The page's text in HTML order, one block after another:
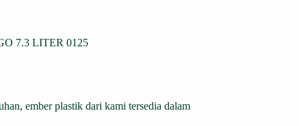
7.3 LITER 0125
ember plastik dari kami tersedia dalam